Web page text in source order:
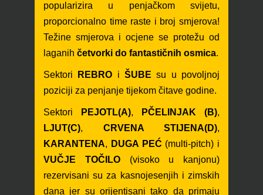
popularizira u penjačkom svijetu,
proporcionalno time raste i broj smjerova!
Težine smjerova i ocjene se protežu od
laganih četvorki do fantastičnih osmica.
Sektori REBRO iŠUBE su u povoljnoj
poziciji za penjanje tijekom čitave godine.
Sektori PEJOTL(A), PČELINJAK (B),
LJUT(C), CRVENA STIJENA(D),
KARANTENA, DUGA PEĆ (multi-pitch) i
VUČJE TOČILO(visoko u kanjonu)
rezervisani su za kasnojesenjih i zimskih
dana jer su orijentisani tako da primaju